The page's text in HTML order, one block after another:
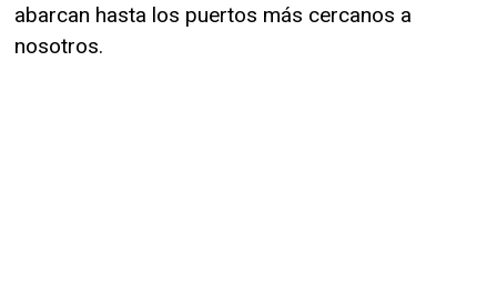
abarcan hasta los puertos más cercanos a
nosotros.